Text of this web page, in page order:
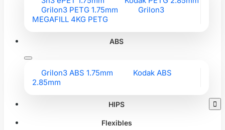
Grilon3 PETG 1.75mm
Grilon3
MEGAFILL 4KG PETG
ABS
Grilon3 ABS 1.75mm
Kodak ABS
2.85mm
HIPS
Flexibles
